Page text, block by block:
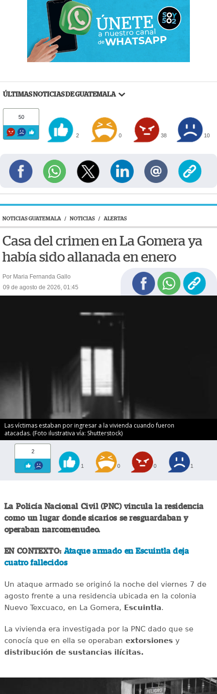
ÚLTIMAS NOTICIAS DE GUATEMALA
50
2 0 38 10
NOTICIAS GUATEMALA / NOTICIAS / ALERTAS
Casa del crimen en La Gomera ya
había sido allanada en enero
Por Maria Fernanda Gallo
09 de agosto de 2026, 01:45
Las víctimas estaban por ingresar a la vivienda cuando fueron
atacadas. (Foto ilustrativa vía: Shutterstock)
2
1 0 0 1
La Policía Nacional Civil (PNC) vincula la residencia
como un lugar donde sicarios se resguardaban y
operaban narcomenudeo.
EN CONTEXTO: Ataque armado en Escuintla deja
cuatro fallecidos
Un ataque armado se originó la noche del viernes 7 de
agosto frente a una residencia ubicada en la colonia
Nuevo Texcuaco, en La Gomera, Escuintla.
La vivienda era investigada por la PNC dado que se
conocía que en ella se operaban extorsionesy
distribución de sustancias ilícitas.